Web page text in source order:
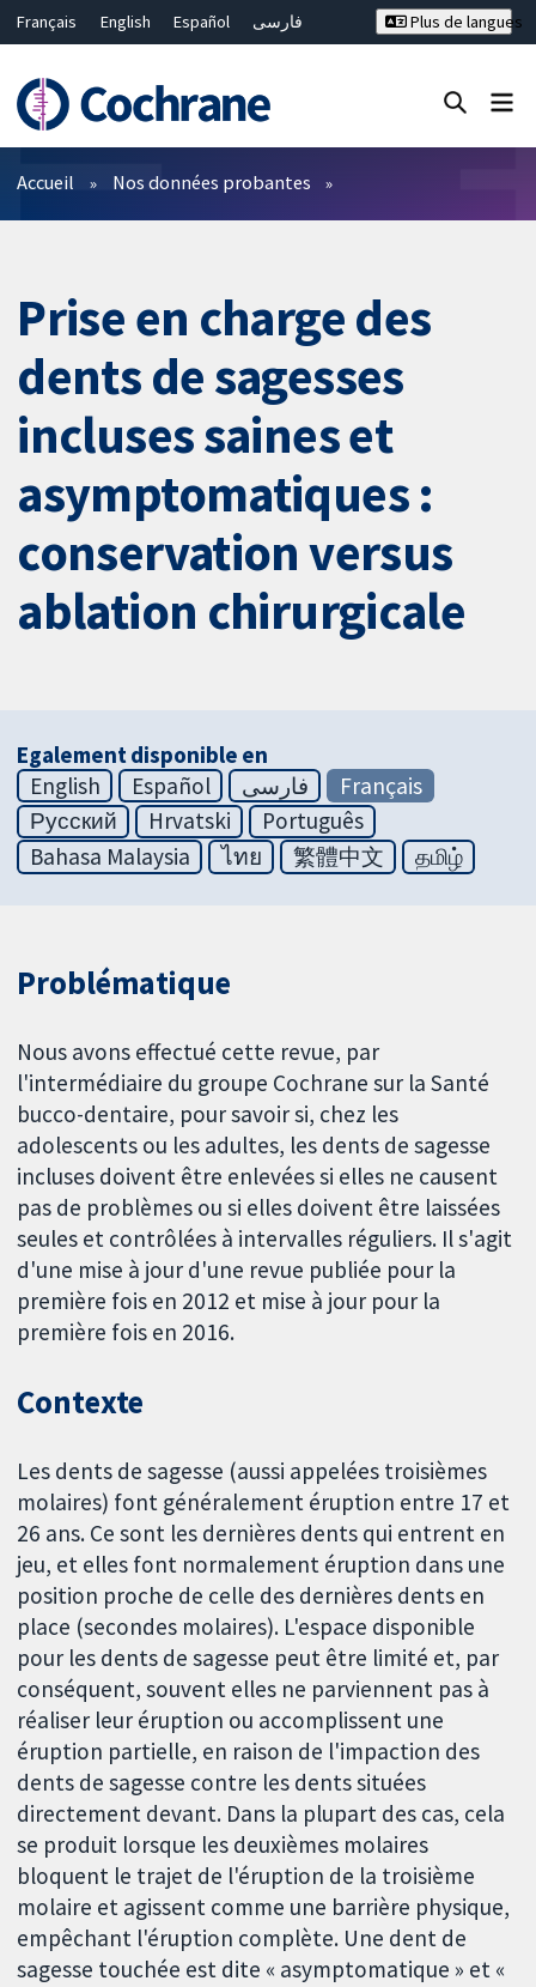
Français English Español
فارسی
Bahasa Malaysia
ไทย
繁體中文
简体中文
Plus de langues
Filtres
Accueil Nos données probantes
Prise en charge des
dents de sagesses
incluses saines et
asymptomatiques :
conservation versus
ablation chirurgicale
Egalement disponible en
English
Español فارسی
Français
Русский
Hrvatski
Português
Bahasa Malaysia
ไทย 繁體中文 தமிழ்
Problématique
Nous avons effectué cette revue, par
l'intermédiaire du groupe Cochrane sur la Santé
bucco-dentaire, pour savoir si, chez les
adolescents ou les adultes, les dents de sagesse
incluses doivent être enlevées si elles ne causent
pas de problèmes ou si elles doivent être laissées
seules et contrôlées à intervalles réguliers. Il s'agit
d'une mise à jour d'une revue publiée pour la
première fois en 2012 et mise à jour pour la
première fois en 2016.
Contexte
Les dents de sagesse (aussi appelées troisièmes
molaires) font généralement éruption entre 17 et
26 ans. Ce sont les dernières dents qui entrent en
jeu, et elles font normalement éruption dans une
position proche de celle des dernières dents en
place (secondes molaires). L'espace disponible
pour les dents de sagesse peut être limité et, par
conséquent, souvent elles ne parviennent pas à
réaliser leur éruption ou accomplissent une
éruption partielle, en raison de l'impaction des
dents de sagesse contre les dents situées
directement devant. Dans la plupart des cas, cela
se produit lorsque les deuxièmes molaires
bloquent le trajet de l'éruption de la troisième
molaire et agissent comme une barrière physique,
empêchant l'éruption complète. Une dent de
sagesse touchée est dite « asymptomatique » et «